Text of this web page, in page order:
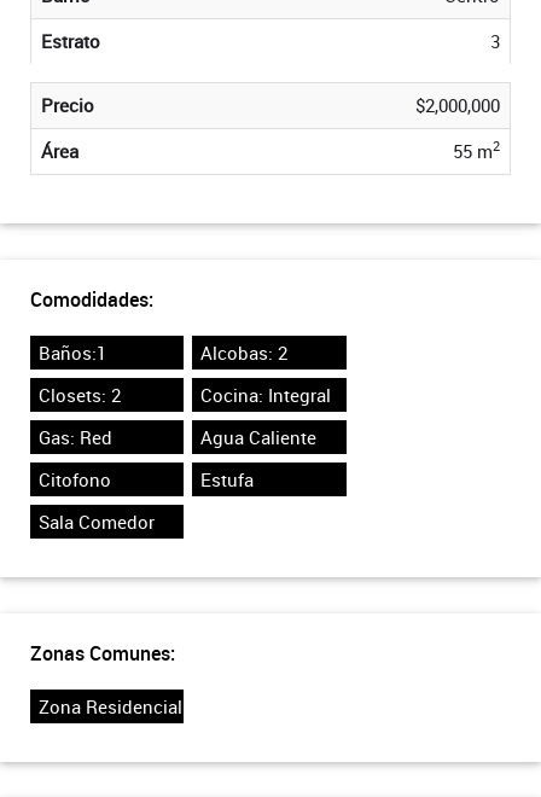
Estrato
3
Precio
$2,000,000
Área
55 m2
Comodidades:
Baños:1
Alcobas: 2
Closets: 2
Cocina: Integral
Gas: Red
Agua Caliente
Citofono
Estufa
Sala Comedor
Zonas Comunes:
Zona Residencial